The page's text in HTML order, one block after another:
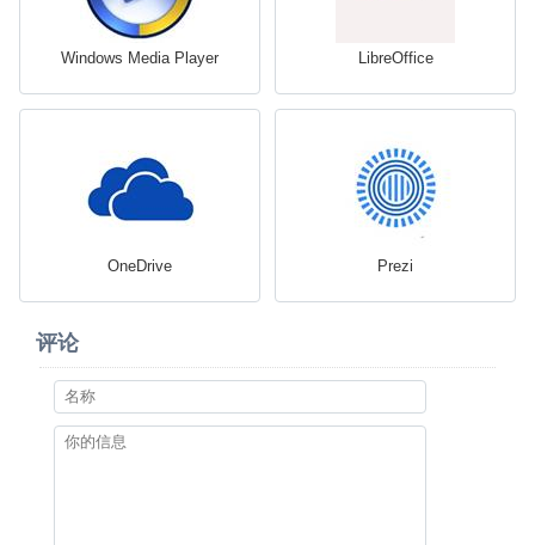
Windows Media Player LibreOffice
OneDrive Prezi
评论